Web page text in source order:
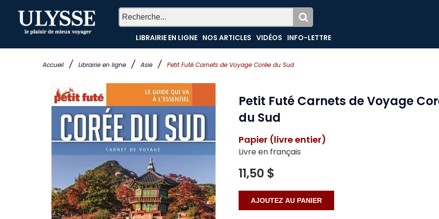
Accueil / Librairie en ligne / Asie / Petit Futé Carnets de Voyage Corée du Sud
LIBRAIRIE EN LIGNE NOS ARTICLES VIDÉOS INFO-LETTRE
Petit Futé Carnets de Voyage
du Sud
Papier (livre entier)
Livre en français
11,50 $